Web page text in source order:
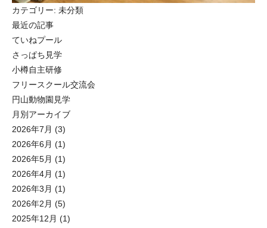
カテゴリー: 未分類
最近の記事
ていねプール
さっぱち見学
小樽自主研修
フリースクール交流会
円山動物園見学
月別アーカイブ
2026年7月 (3)
2026年6月 (1)
2026年5月 (1)
2026年4月 (1)
2026年3月 (1)
2026年2月 (5)
2025年12月 (1)